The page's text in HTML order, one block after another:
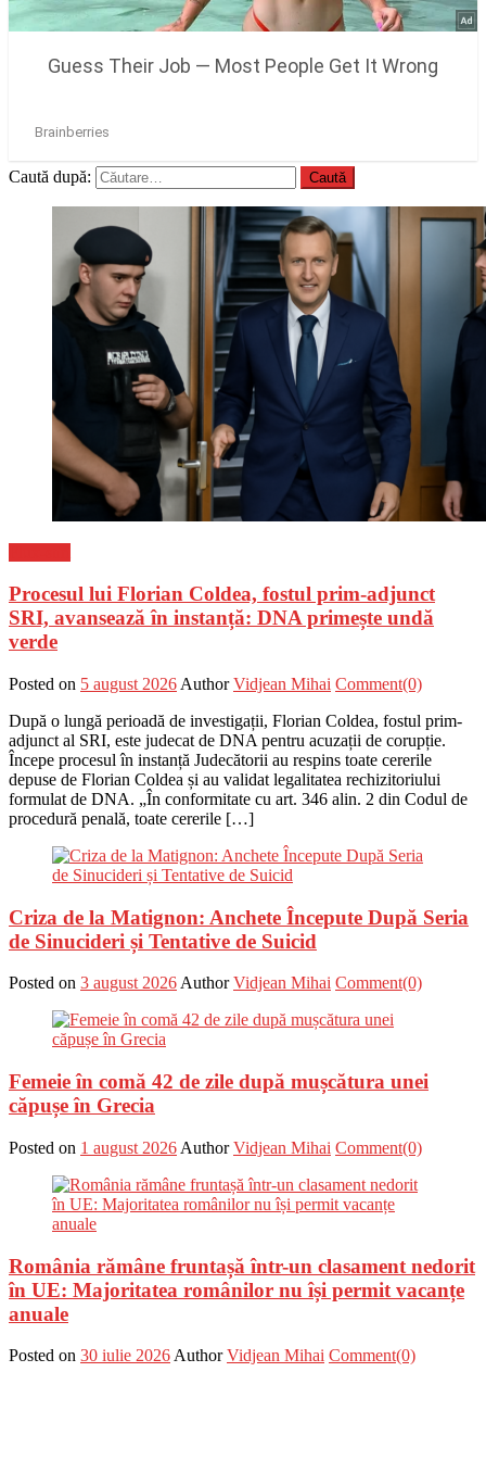
Caută după:
Procesul lui Florian Coldea, fostul prim-adjunct
SRI, avansează în instanță: DNA primește undă
verde
Posted on 5 august 2026 Author Vidjean Mihai Comment(0)
După o lungă perioadă de investigații, Florian Coldea, fostul prim-
adjunct al SRI, este judecat de DNA pentru acuzații de corupție.
Începe procesul în instanță Judecătorii au respins toate cererile
depuse de Florian Coldea și au validat legalitatea rechizitoriului
formulat de DNA. „În conformitate cu art. 346 alin. 2 din Codul de
procedură penală, toate cererile […]
Criza de la Matignon: Anchete Începute După Seria
de Sinucideri și Tentative de Suicid
Posted on 3 august 2026Author Vidjean Mihai Comment(0)
Femeie în comă 42 de zile după mușcătura unei
căpușe în Grecia
Posted on 1 august 2026 Author Vidjean Mihai Comment(0)
România rămâne fruntașă într-un clasament nedorit
în UE: Majoritatea românilor nu își permit vacanțe
anuale
Posted on 30 iulie 2026 Author Vidjean Mihai Comment(0)